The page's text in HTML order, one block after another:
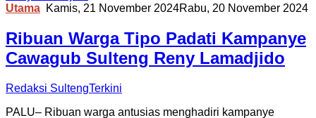
Utama Kamis, 21 November 2024Rabu, 20 November 2024
Ribuan Warga Tipo Padati Kampanye
Cawagub Sulteng Reny Lamadjido
Redaksi SultengTerkini
PALU– Ribuan warga antusias menghadiri kampanye